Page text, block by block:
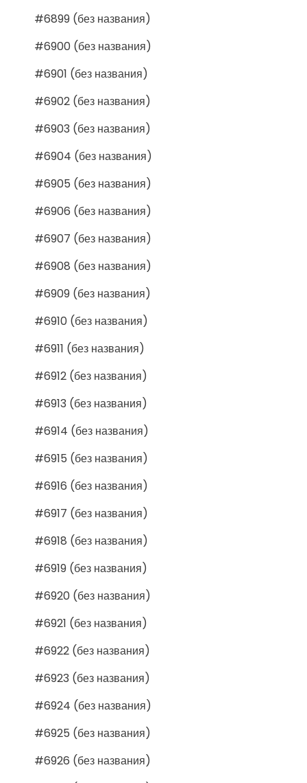
#6899 (без названия)
#6900 (без названия)
#6901 (без названия)
#6902 (без названия)
#6903 (без названия)
#6904 (без названия)
#6905 (без названия)
#6906 (без названия)
#6907 (без названия)
#6908 (без названия)
#6909 (без названия)
#6910 (без названия)
#6911 (без названия)
#6912 (без названия)
#6913 (без названия)
#6914 (без названия)
#6915 (без названия)
#6916 (без названия)
#6917 (без названия)
#6918 (без названия)
#6919 (без названия)
#6920 (без названия)
#6921 (без названия)
#6922 (без названия)
#6923 (без названия)
#6924 (без названия)
#6925 (без названия)
#6926 (без названия)